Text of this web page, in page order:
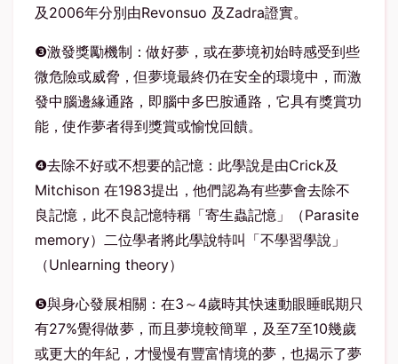
及2006年分別由Revonsuo 及Zadra證實。
❸激發獎勵機制：做好夢，或在夢境初始時感受到些
微危險或威脅，但夢境最終仍在安全的環境中，而激
發中腦邊緣通路，即腦中多巴胺通路，它具有獎賞功
能，使作夢者得到獎賞或愉悅回饋。
❹去除不好或不想要的記憶：此學說是由Crick及
Mitchison 在1983提出，他們認為有些夢會去除不
良記憶，此不良記憶特稱「寄生蟲記憶」（Parasite
memory）二位學者將此學說特叫「不學習學說」
（Unlearning theory）
❺與身心發展相關：在3～4歲時其快速動眼睡眠期只
有27%覺得做夢，而且夢境較簡單，及至7至10幾歲
或更大的年紀，才慢慢有豐富情境的夢，也揭示了夢